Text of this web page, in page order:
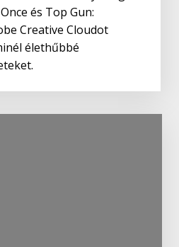
és Top Gun:
Creative Cloudot
élethűbbé